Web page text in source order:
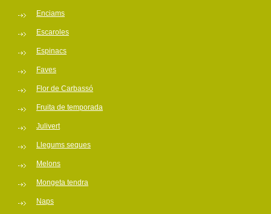
Enciams
Escaroles
Espinacs
Faves
Flor de Carbassó
Fruita de temporada
Julivert
Llegums seques
Melons
Mongeta tendra
Naps